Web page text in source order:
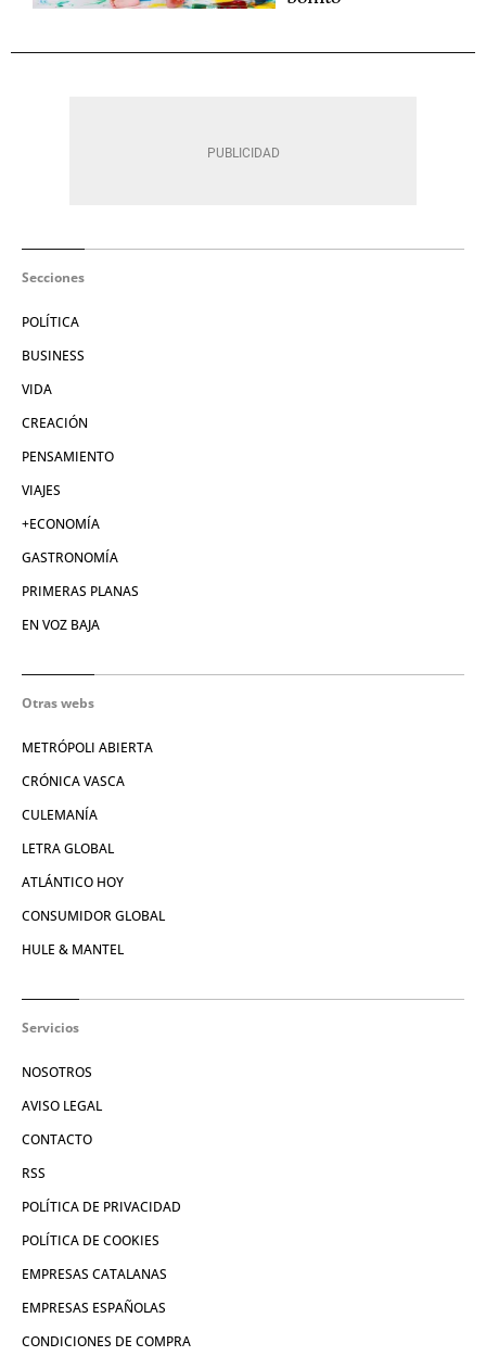
Secciones
POLÍTICA
BUSINESS
VIDA
CREACIÓN
PENSAMIENTO
VIAJES
+ECONOMÍA
GASTRONOMÍA
PRIMERAS PLANAS
EN VOZ BAJA
Otras webs
METRÓPOLI ABIERTA
CRÓNICA VASCA
CULEMANÍA
LETRA GLOBAL
ATLÁNTICO HOY
CONSUMIDOR GLOBAL
HULE & MANTEL
Servicios
NOSOTROS
AVISO LEGAL
CONTACTO
RSS
POLÍTICA DE PRIVACIDAD
POLÍTICA DE COOKIES
EMPRESAS CATALANAS
EMPRESAS ESPAÑOLAS
CONDICIONES DE COMPRA